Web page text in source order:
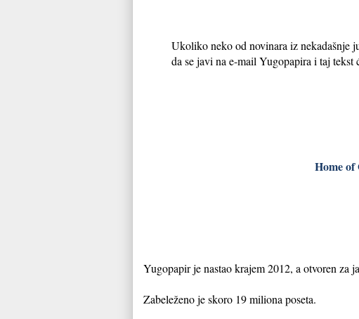
Ukoliko neko od novinara iz nekadašnje
da se javi na e-mail Yugopapira i taj
Home of
Yugopapir je nastao krajem 2012, a otvoren za
Zabeleženo je skoro 19 miliona poseta.